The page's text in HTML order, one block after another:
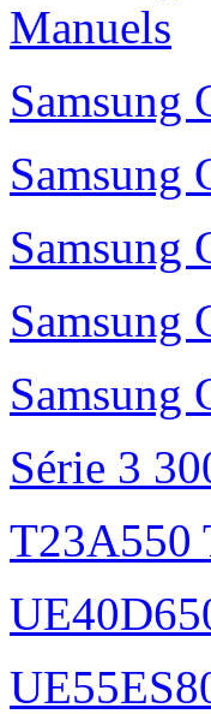
Manuels
Samsung
Samsung
Samsung
Samsung
Samsung
Série 3
T23A550